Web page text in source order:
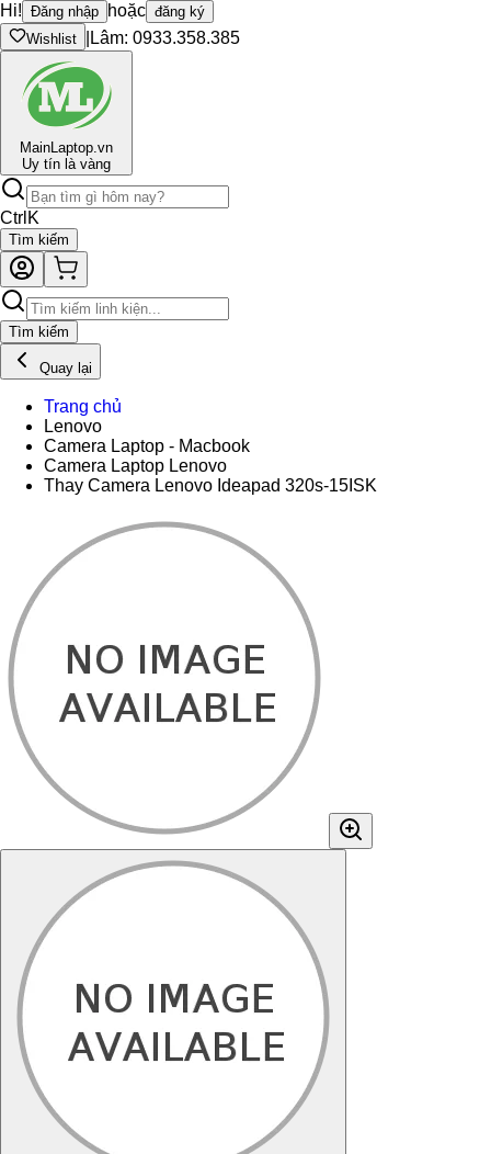
Hi! Đăng nhập hoặc đăng ký
Wishlist
Lâm: 0933.358.385
MainLaptop.vn
Uy tín là vàng
Ctrl K
Tìm kiếm
Tìm kiếm
Quay lại
Trang chủ
Lenovo
Camera Laptop - Macbook
Camera Laptop Lenovo
Thay Camera Lenovo Ideapad 320s-15ISK